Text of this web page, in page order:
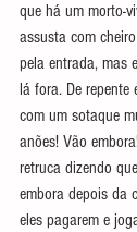
que há um morto-
assusta com
pela entrada, mas
lá fora. De repente
com um sotaque
anões! Vão
retruca dizendo
embora depois da
eles pagarem e